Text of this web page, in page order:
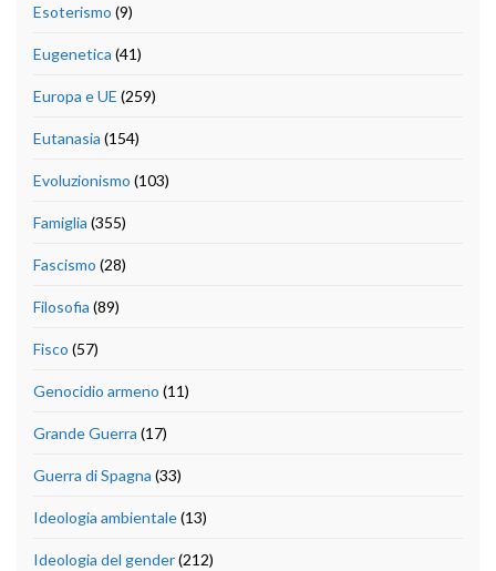
Esoterismo (9)
Eugenetica (41)
Europa e UE (259)
Eutanasia (154)
Evoluzionismo (103)
Famiglia (355)
Fascismo (28)
Filosofia (89)
Fisco (57)
Genocidio armeno (11)
Grande Guerra (17)
Guerra di Spagna (33)
Ideologia ambientale(13)
Ideologia del gender(212)